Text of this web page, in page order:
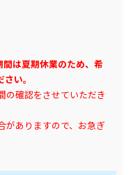
は夏期休業のため、希
い。
確認をさせていただき
ありますので、お急ぎ